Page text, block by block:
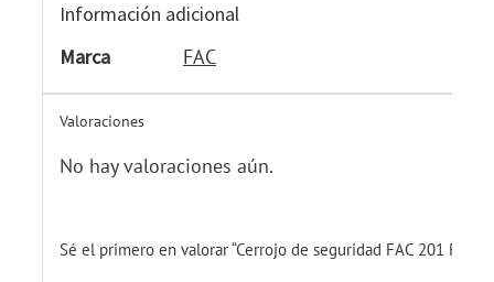
Información adicional
Marca
FAC
Valoraciones
No hay valoraciones aún.
Sé el primero en valorar “Cerrojo de seguridad FAC 201 R”